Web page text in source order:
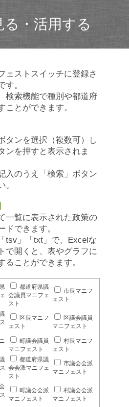
る・活用する
ェストスイッチに登録さ
す。
検索機能で種別や都道府
ことができます。
タンを選択（複数可）し
ンを押すと表示されま
入のうえ「検索」ボタン
。
一覧に表示された政策の
ドできます。
tsv」「txt」で、Excelな
で開くと、表やグラフに
ることができます。
都道府県議
会議員マニフェ
スト
市長マニフ
ェスト
区長マニフ
ェスト
区議会議員
マニフェスト
町議会議員
マニフェスト
村長マニフ
ェスト
都道府県議
会会派マニフェ
スト
市議会会派
マニフェスト
町議会会派
マニフェスト
村議会会派
マニフェスト